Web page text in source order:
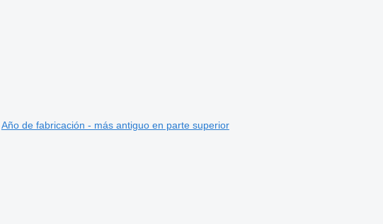
Año de fabricación - más antiguo en parte superior